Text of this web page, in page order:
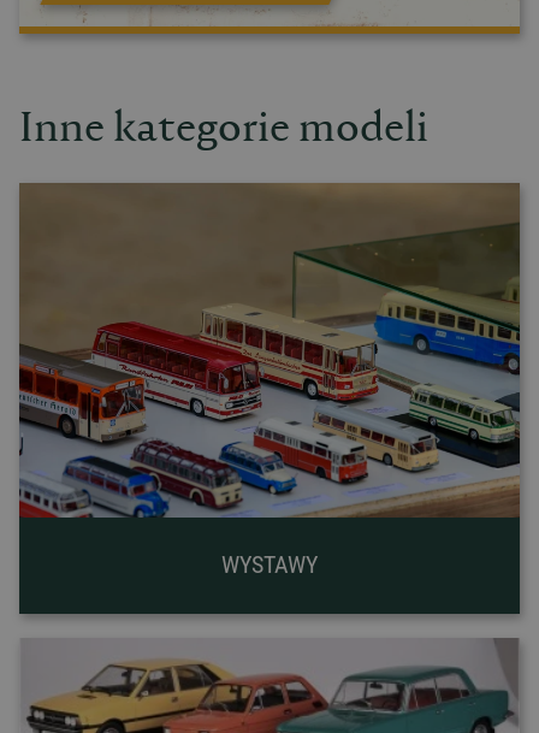
Inne kategorie modeli
WYSTAWY